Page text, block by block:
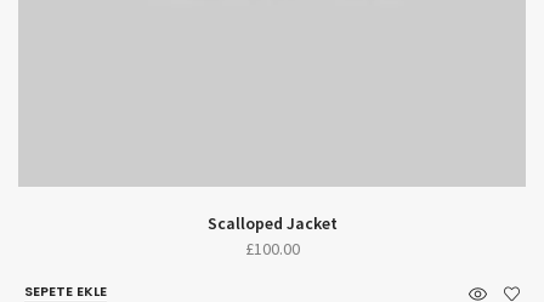
Scalloped Jacket
£100.00
SEPETE EKLE